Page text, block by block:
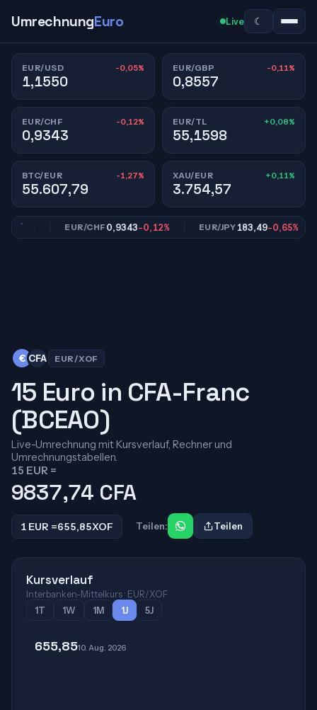
UmrechnungEuro Live ☾
EUR/USD -0,05%
1,1550
EUR/GBP -0,11%
0,8557
EUR/CHF -0,12%
0,9343
EUR/TL +0,08%
55,1598
BTC/EUR -1,27%
55.607,79
XAU/EUR +0,11%
3.754,57
EUR/CHF0,9343-0,12% EUR/JPY183,49-0,65%
€ CFA EUR/XOF
15 Euro in CFA-Franc
(BCEAO)
Live-Umrechnung mit Kursverlauf, Rechner und
Umrechnungstabellen.
15 EUR =
9837,74 CFA
1 EUR =655,85XOF Teilen: Teilen
Kursverlauf
Interbanken-Mittelkurs · EUR/XOF
1T
1W 1M 1J 5J
655,8510. Aug. 2026